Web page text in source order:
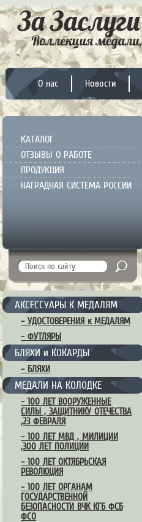
О нас Новости
КАТАЛОГ
ОТЗЫВЫ О РАБОТЕ
ПРОДУКЦИЯ
НАГРАДНАЯ СИСТЕМА РОССИИ
АКСЕССУАРЫ К МЕДАЛЯМ
– УДОСТОВЕРЕНИЯ к МЕДАЛЯМ
– ФУТЛЯРЫ
БЛЯХИ и КОКАРДЫ
– БЛЯХИ
МЕДАЛИ НА КОЛОДКЕ
– 100 ЛЕТ ВООРУЖЕННЫЕ
СИЛЫ , ЗАЩИТНИКУ ОТЕЧЕСТВА
,23 ФЕВРАЛЯ
– 100 ЛЕТ МВД , МИЛИЦИИ
,300 ЛЕТ ПОЛИЦИИ
– 100 ЛЕТ ОКТЯБРЬСКАЯ
РЕВОЛЮЦИЯ
– 100 ЛЕТ ОРГАНАМ
ГОСУДАРСТВЕННОЙ
БЕЗОПАСНОСТИ ВЧК КГБ ФСБ
ФСО